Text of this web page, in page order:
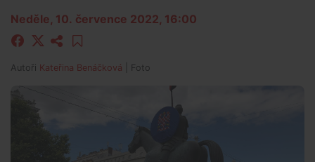
Neděle, 10. července 2022, 16:00
Autoři Kateřina Benáčková | Foto